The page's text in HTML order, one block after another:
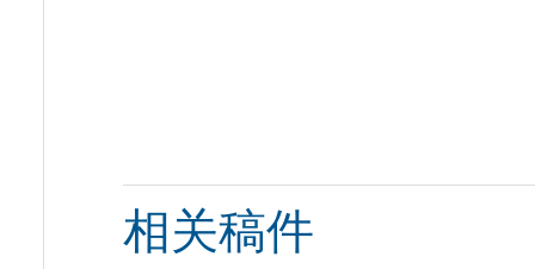
相关稿件